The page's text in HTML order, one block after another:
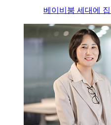
베이비붐 세대에